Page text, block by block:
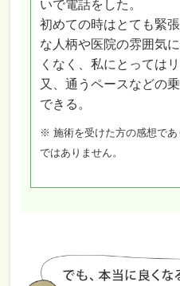
いで電話をした。
初めての時はとても緊
な人柄や医院の雰囲気
くなく、私にとっては
又、通うペースなどの
できる。
※ 施術を受けた方の感想で
ではありません。